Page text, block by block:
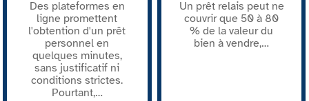
Des plateformes en
ligne promettent
l'obtention d'un prêt
personnel en
quelques minutes,
sans justificatif ni
conditions strictes.
Pourtant,…
Un prêt relais peut ne
couvrir que 50 à 80
% de la valeur du
bien à vendre,…